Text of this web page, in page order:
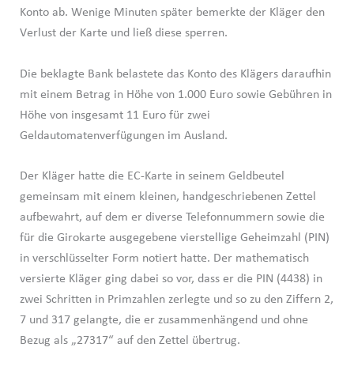
Konto ab. Wenige Minuten später bemerkte der Kläger den
Verlust der Karte und ließ diese sperren.
Die beklagte Bank belastete das Konto des Klägers daraufhin
mit einem Betrag in Höhe von 1.000 Euro sowie Gebühren in
Höhe von insgesamt 11 Euro für zwei
Geldautomatenverfügungen im Ausland.
Der Kläger hatte die EC-Karte in seinem Geldbeutel
gemeinsam mit einem kleinen, handgeschriebenen Zettel
aufbewahrt, auf dem er diverse Telefonnummern sowie die
für die Girokarte ausgegebene vierstellige Geheimzahl (PIN)
in verschlüsselter Form notiert hatte. Der mathematisch
versierte Kläger ging dabei so vor, dass er die PIN (4438) in
zwei Schritten in Primzahlen zerlegte und so zu den Ziffern 2,
7 und 317 gelangte, die er zusammenhängend und ohne
Bezug als „27317“ auf den Zettel übertrug.